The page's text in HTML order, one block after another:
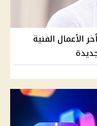
الأعمال الفنية